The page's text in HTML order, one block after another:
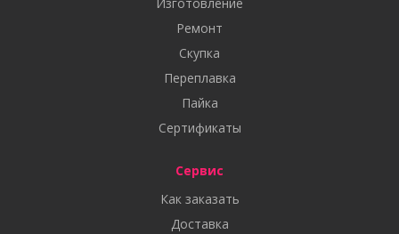
Ремонт
Скупка
Переплавка
Пайка
Сертификаты
Сервис
Как заказать
Доставка